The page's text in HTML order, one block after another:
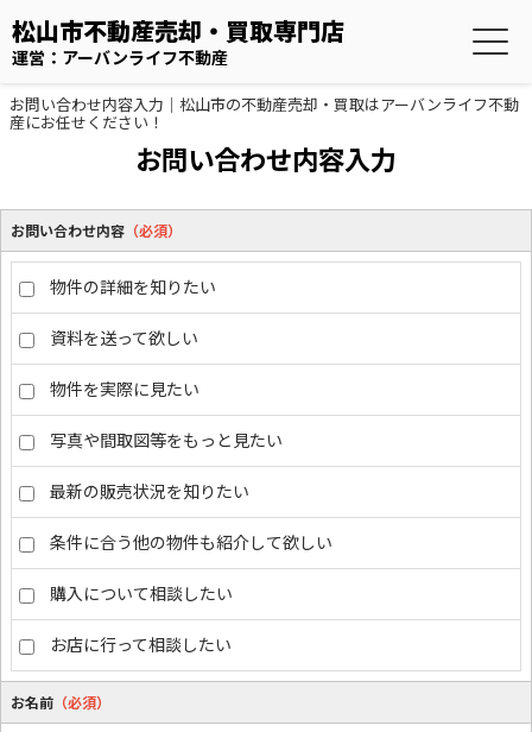
松山市不動産売却・買取専門店
運営：アーバンライフ不動産
お問い合わせ内容入力｜松山市の不動産売却・買取はアーバンライフ不動
産にお任せください！
お問い合わせ内容入力
お問い合わせ内容 （必須）
物件の詳細を知りたい
資料を送って欲しい
物件を実際に見たい
写真や間取図等をもっと見たい
最新の販売状況を知りたい
条件に合う他の物件も紹介して欲しい
購入について相談したい
お店に行って相談したい
お名前 （必須）